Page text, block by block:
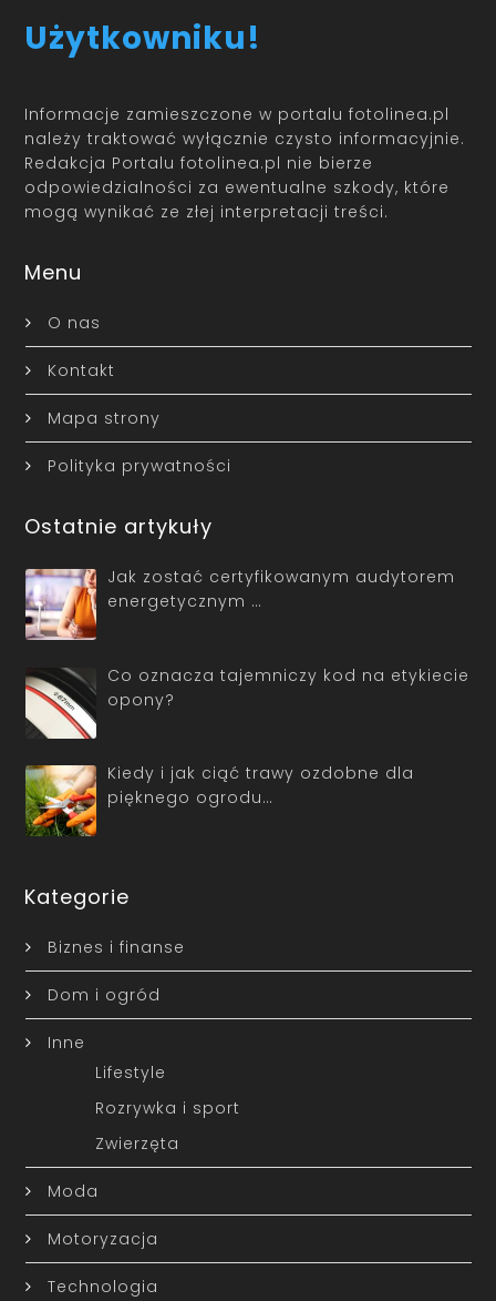
Użytkowniku!
Informacje zamieszczone w portalu fotolinea.pl
należy traktować wyłącznie czysto informacyjnie.
Redakcja Portalu fotolinea.pl nie bierze
odpowiedzialności za ewentualne szkody, które
mogą wynikać ze złej interpretacji treści.
Menu
O nas
Kontakt
Mapa strony
Polityka prywatności
Ostatnie artykuły
Jak zostać certyfikowanym audytorem
energetycznym …
Co oznacza tajemniczy kod na etykiecie
opony?
Kiedy i jak ciąć trawy ozdobne dla
pięknego ogrodu…
Kategorie
Biznes i finanse
Dom i ogród
Inne
Lifestyle
Rozrywka i sport
Zwierzęta
Moda
Motoryzacja
Technologia